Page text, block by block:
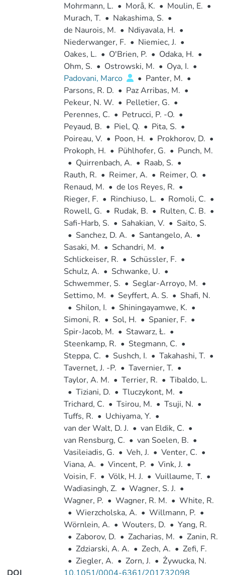
Mohrmann, L. • Morå, K. • Moulin, E. •
Murach, T. • Nakashima, S. •
de Naurois, M. • Ndiyavala, H. •
Niederwanger, F. • Niemiec, J. •
Oakes, L. • O'Brien, P. • Odaka, H. •
Ohm, S. • Ostrowski, M. • Oya, I. •
Padovani, Marco
• Panter, M. •
Parsons, R. D. • Paz Arribas, M. •
Pekeur, N. W. • Pelletier, G. •
Perennes, C. • Petrucci, P. -O. •
Peyaud, B. • Piel, Q. • Pita, S. •
Poireau, V. • Poon, H. • Prokhorov, D. •
Prokoph, H. • Pühlhofer, G. • Punch, M.
• Quirrenbach, A. • Raab, S. •
Rauth, R. • Reimer, A. • Reimer, O. •
Renaud, M. • de los Reyes, R. •
Rieger, F. • Rinchiuso, L. • Romoli, C. •
Rowell, G. • Rudak, B. • Rulten, C. B. •
Safi-Harb, S. • Sahakian, V. • Saito, S.
• Sanchez, D. A. • Santangelo, A. •
Sasaki, M. • Schandri, M. •
Schlickeiser, R. • Schüssler, F. •
Schulz, A. • Schwanke, U. •
Schwemmer, S. • Seglar-Arroyo, M. •
Settimo, M. • Seyffert, A. S. • Shafi, N.
• Shilon, I. • Shiningayamwe, K. •
Simoni, R. • Sol, H. • Spanier, F. •
Spir-Jacob, M. • Stawarz, Ł. •
Steenkamp, R. • Stegmann, C. •
Steppa, C. • Sushch, I. • Takahashi, T. •
Tavernet, J. -P. • Tavernier, T. •
Taylor, A. M. • Terrier, R. • Tibaldo, L.
• Tiziani, D. • Tluczykont, M. •
Trichard, C. • Tsirou, M. • Tsuji, N. •
Tuffs, R. • Uchiyama, Y. •
van der Walt, D. J. • van Eldik, C. •
van Rensburg, C. • van Soelen, B. •
Vasileiadis, G. • Veh, J. • Venter, C. •
Viana, A. • Vincent, P. • Vink, J. •
Voisin, F. • Völk, H. J. • Vuillaume, T. •
Wadiasingh, Z. • Wagner, S. J. •
Wagner, P. • Wagner, R. M. • White, R.
• Wierzcholska, A. • Willmann, P. •
Wörnlein, A. • Wouters, D. • Yang, R.
• Zaborov, D. • Zacharias, M. • Zanin, R.
• Zdziarski, A. A. • Zech, A. • Zefi, F.
• Ziegler, A. • Zorn, J. • Żywucka, N.